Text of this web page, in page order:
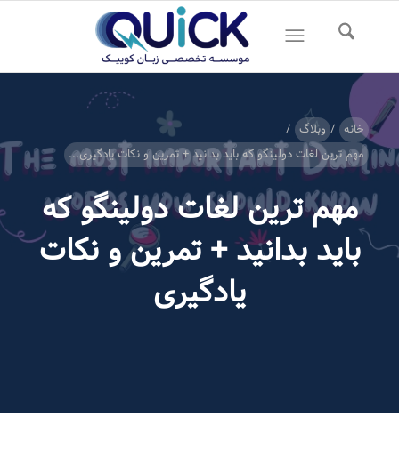
خانه / وبلاگ /
مهم ترین لغات دولینگو که باید بدانید + تمرین و نکات یادگیری...
مهم ترین لغات دولینگو که
باید بدانید + تمرین و نکات
یادگیری